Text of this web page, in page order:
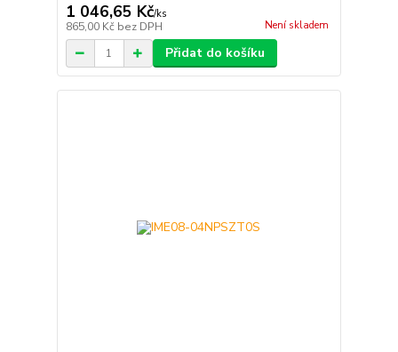
1 046,65 Kč/ks
865,00 Kč bez DPH Není skladem
Přidat do košíku